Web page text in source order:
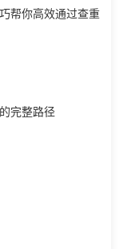
帮你高效通过查重
完整路径